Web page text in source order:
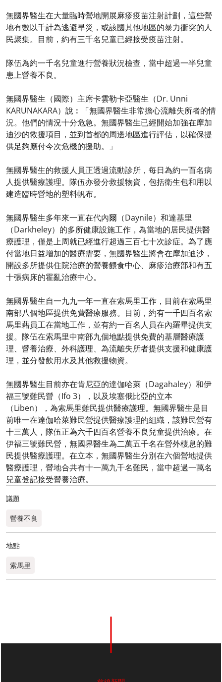
無國界醫生在大量臨時營地開展麻疹疫苗注射計劃，這些營
地有數以千計為逃避旱災，或該國其他地區的暴力衝突的人
民聚集。目前，約有三千名兒童已經接受疫苗注射。
隊伍為約一千名兒童進行營養狀況檢查，當中超過一半兒童
患上營養不良。
無國界醫生（國際）主席卡雲勒卡亞醫生（Dr. Unni
KARUNAKARA）說︰「無國界醫生非常擔心流離失所者的情
況。他們的情況十分危急。無國界醫生已經開始加強在摩加
迪沙的救援項目，並到首都的周邊地區進行評估，以確保提
供足夠應付今次危機的援助。」
無國界醫生的救援人員正透過流動診所，每日為約一百名病
人提供醫療護理。隊伍亦發分救援物資，包括衛生包和用以
建造臨時營地的塑料帆布。
無國界醫生多年來一直在代內爾（Daynile）和達基里
（Darkheley）的多所健康設施工作，為當地的居民提供醫
療護理，僅是上周就已經進行超過三百七十次診症。為了應
付當地日益增加的醫療需要，無國界醫生將會在摩加迪沙，
開設多所提供住院治療的營養餵食中心、麻疹治療部和有五
十張病床的霍亂治療中心。
無國界醫生自一九九一年一直在索馬里工作，目前在索馬里
南部八個地區提供免費醫療服務。目前，約有一千四百名索
馬里藉員工在當地工作，並有約一百名人員在內羅畢提供支
援。隊伍在索馬里中南部九個地點提供免費的基層醫療護
理、營養治療、外科護理、為流離失所者提供支援和健康護
理，並分發飲用水及其他救援物資。
無國界醫生目前亦在肯尼亞的達伽哈萊（Dagahaley）和伊
福三號難民營（Ifo 3），以及埃塞俄比亞的立本
（Liben），為索馬里難民提供醫療護理。無國界醫生是目
前唯一在達伽哈萊難民營提供醫療護理的組織，該難民營有
十三萬人，隊伍正為六千四百名營養不良兒童提供治療。在
伊福三號難民營，無國界醫生為二萬五千名在營外棲息的難
民提供醫療護理。在立本，無國界醫生分別在六個營地提供
醫療護理，營地合共有十一萬九千名難民，當中超過一萬名
兒童登記接受營養治療。
議題
營養不良
地點
索馬里